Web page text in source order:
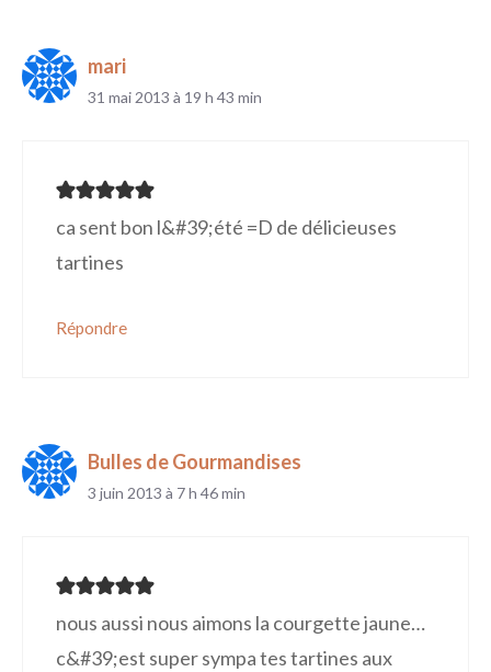
mari
31 mai 2013 à 19 h 43 min
ca sent bon l&#39;été =D de délicieuses
tartines
Répondre
Bulles de Gourmandises
3 juin 2013 à 7 h 46 min
nous aussi nous aimons la courgette jaune…
c&#39;est super sympa tes tartines aux